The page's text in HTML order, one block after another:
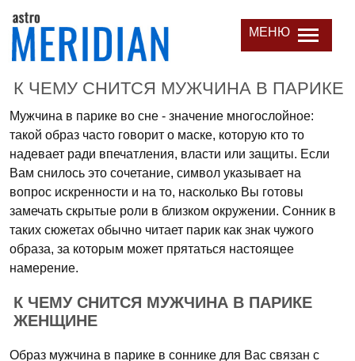
МЕНЮ
К ЧЕМУ СНИТСЯ МУЖЧИНА В ПАРИКЕ
Мужчина в парике во сне - значение многослойное:
такой образ часто говорит о маске, которую кто то
надевает ради впечатления, власти или защиты. Если
Вам снилось это сочетание, символ указывает на
вопрос искренности и на то, насколько Вы готовы
замечать скрытые роли в близком окружении. Сонник в
таких сюжетах обычно читает парик как знак чужого
образа, за которым может прятаться настоящее
намерение.
К ЧЕМУ СНИТСЯ МУЖЧИНА В ПАРИКЕ
ЖЕНЩИНЕ
Образ мужчина в парике в сонникe для Вас связан с